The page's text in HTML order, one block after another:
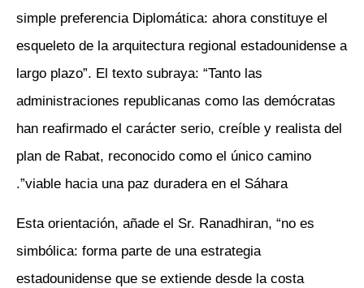
simple preferencia Diplomática: ahora constituye el
esqueleto de la arquitectura regional estadounidense a
largo plazo”. El texto subraya: “Tanto las
administraciones republicanas como las demócratas
han reafirmado el carácter serio, creíble y realista del
plan de Rabat, reconocido como el único camino
viable hacia una paz duradera en el Sáhara”.
Esta orientación, añade el Sr. Ranadhiran, “no es
simbólica: forma parte de una estrategia
estadounidense que se extiende desde la costa